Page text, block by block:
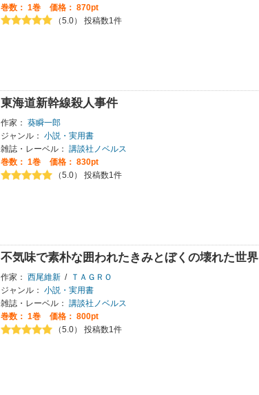
巻数： 1巻
価格： 870pt
（5.0） 投稿数1件
東海道新幹線殺人事件
作家： 葵瞬一郎
ジャンル： 小説・実用書
雑誌・レーベル： 講談社ノベルス
巻数： 1巻
価格： 830pt
（5.0） 投稿数1件
不気味で素朴な囲われたきみとぼくの壊れた世界
作家： 西尾維新 /
ＴＡＧＲＯ
ジャンル： 小説・実用書
雑誌・レーベル： 講談社ノベルス
巻数： 1巻
価格： 800pt
（5.0） 投稿数1件